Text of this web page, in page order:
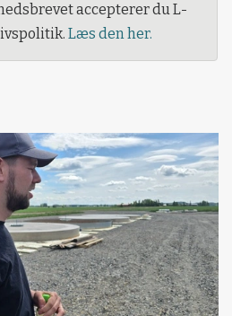
accepterer du L-
Læs den her.